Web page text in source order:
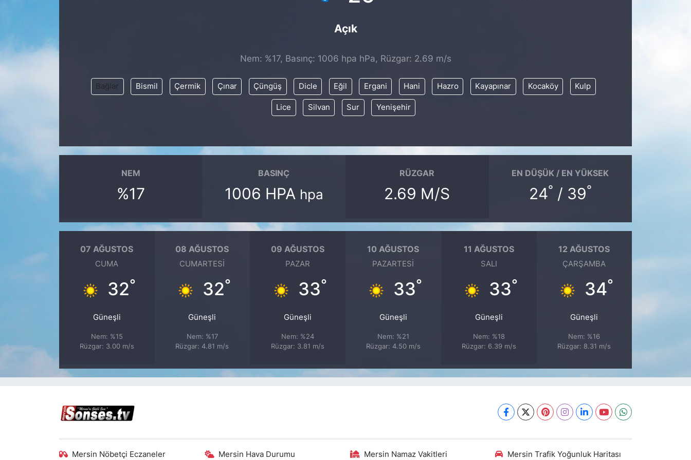
Açık
Nem: %17, Basınç: 1006 hpa hPa, Rüzgar: 2.69 m/s
Bağlar Bismil Çermik Çınar Çüngüş Dicle Eğil Ergani Hani Hazro Kayapınar Kocaköy Kulp
Lice Silvan Sur Yenişehir
NEM
%17
BASINÇ
1006 HPA hpa
RÜZGAR
2.69 M/S
EN DÜŞÜK / EN YÜKSEK
24° / 39°
07 AĞUSTOS
CUMA
32°
Güneşli
Nem: %15
Rüzgar: 3.00 m/s
08 AĞUSTOS
CUMARTESI
32°
Güneşli
Nem: %17
Rüzgar: 4.81 m/s
09 AĞUSTOS
PAZAR
33°
Güneşli
Nem: %24
Rüzgar: 3.81 m/s
10 AĞUSTOS
PAZARTESI
33°
Güneşli
Nem: %21
Rüzgar: 4.50 m/s
11 AĞUSTOS
SALI
33°
Güneşli
Nem: %18
Rüzgar: 6.39 m/s
12 AĞUSTOS
ÇARŞAMBA
34°
Güneşli
Nem: %16
Rüzgar: 8.31 m/s
Mersin Nöbetçi Eczaneler Mersin Hava Durumu Mersin Namaz Vakitleri Mersin Trafik Yoğunluk Haritası
YEREL HABER